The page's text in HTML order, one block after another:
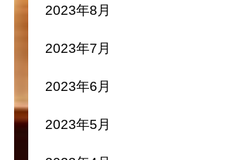
2023年8月
2023年7月
2023年6月
2023年5月